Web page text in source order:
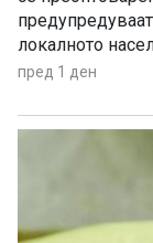
локалното
дивиот свет низ
пред 1 ден